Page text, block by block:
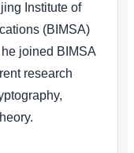
Institute of
(BIMSA)
joined BIMSA
research